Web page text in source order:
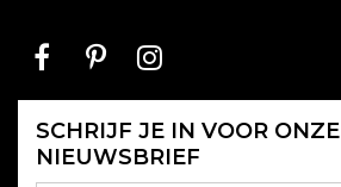
SCHRIJF JE IN VOOR ONZE
NIEUWSBRIEF